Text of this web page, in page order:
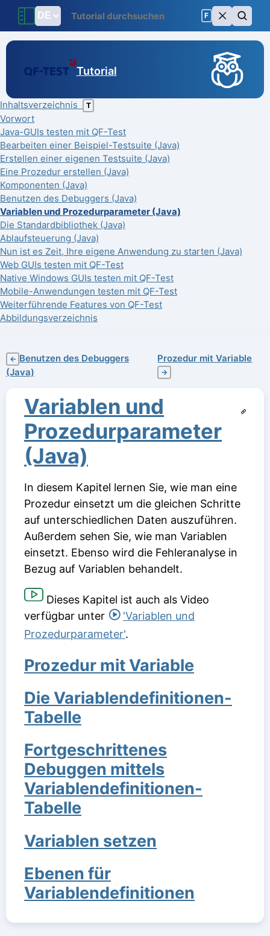
F
Tutorial
Inhaltsverzeichnis T
Vorwort
Java-GUIs testen mit QF-Test
Bearbeiten einer Beispiel-Testsuite (Java)
Erstellen einer eigenen Testsuite (Java)
Eine Prozedur erstellen (Java)
Komponenten (Java)
Benutzen des Debuggers (Java)
Variablen und Prozedurparameter (Java)
Die Standardbibliothek (Java)
Ablaufsteuerung (Java)
Nun ist es Zeit, Ihre eigene Anwendung zu starten (Java)
Web GUIs testen mit QF-Test
Native Windows GUIs testen mit QF-Test
Mobile-Anwendungen testen mit QF-Test
Weiterführende Features von QF-Test
Abbildungsverzeichnis
← Benutzen des Debuggers
(Java)
Prozedur mit Variable
→
Variablen und
Prozedurparameter
(Java)
In diesem Kapitel lernen Sie, wie man eine
Prozedur einsetzt um die gleichen Schritte
auf unterschiedlichen Daten auszuführen.
Außerdem sehen Sie, wie man Variablen
einsetzt. Ebenso wird die Fehleranalyse in
Bezug auf Variablen behandelt.
Dieses Kapitel ist auch als Video
verfügbar unter
'Variablen und
Prozedurparameter'.
Prozedur mit Variable
Die Variablendefinitionen-
Tabelle
Fortgeschrittenes
Debuggen mittels
Variablendefinitionen-
Tabelle
Variablen setzen
Ebenen für
Variablendefinitionen